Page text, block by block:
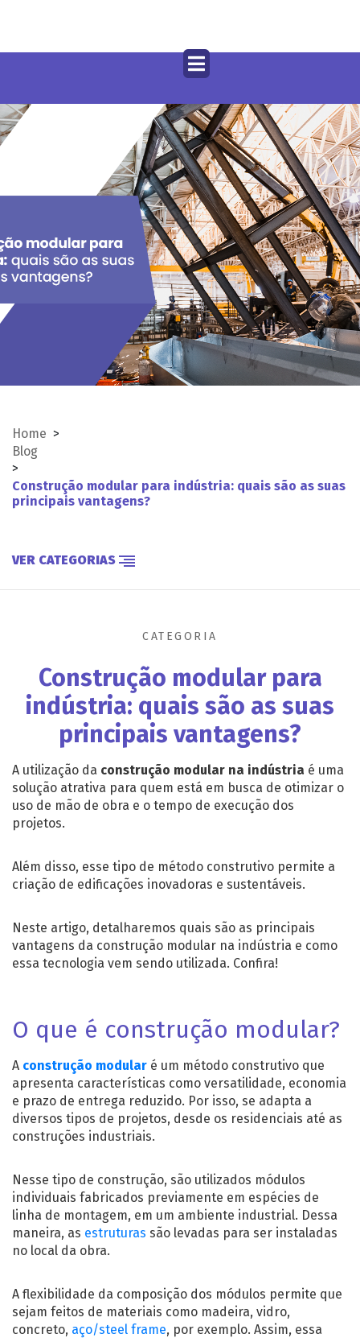
Home >
Blog
>
Construção modular para indústria: quais são as suas
principais vantagens?
VER CATEGORIAS
CATEGORIA
Construção modular para
indústria: quais são as suas
principais vantagens?
A utilização da construção modular na indústria é uma
solução atrativa para quem está em busca de otimizar o
uso de mão de obra e o tempo de execução dos
projetos.
Além disso, esse tipo de método construtivo permite a
criação de edificações inovadoras e sustentáveis.
Neste artigo, detalharemos quais são as principais
vantagens da construção modular na indústria e como
essa tecnologia vem sendo utilizada. Confira!
O que é construção modular?
A construção modular é um método construtivo que
apresenta características como versatilidade, economia
e prazo de entrega reduzido. Por isso, se adapta a
diversos tipos de projetos, desde os residenciais até as
construções industriais.
Nesse tipo de construção, são utilizados módulos
individuais fabricados previamente em espécies de
linha de montagem, em um ambiente industrial. Dessa
maneira, as estruturas são levadas para ser instaladas
no local da obra.
A flexibilidade da composição dos módulos permite que
sejam feitos de materiais como madeira, vidro,
concreto, aço/steel frame, por exemplo. Assim, essa